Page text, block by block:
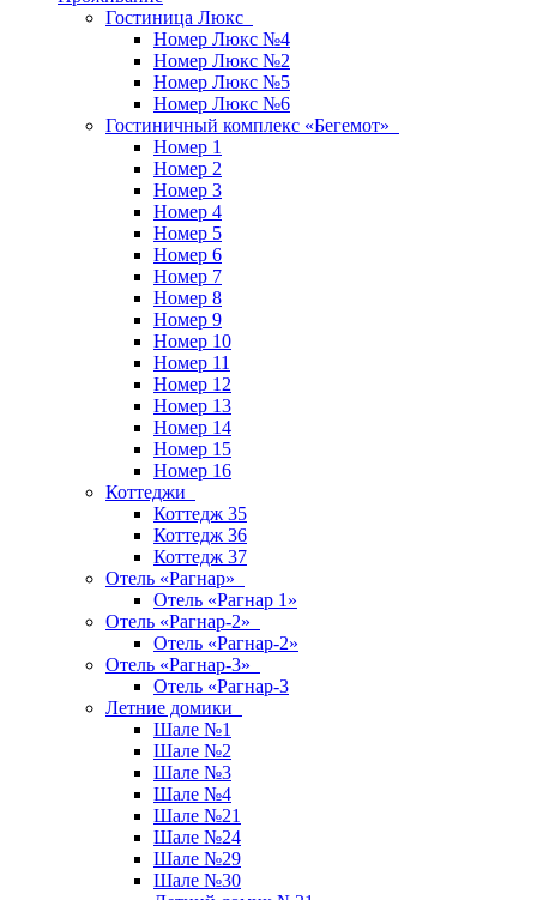
Гостиница Люкс
Номер Люкс №4
Номер Люкс №2
Номер Люкс №5
Номер Люкс №6
Гостиничный комплекс «Бегемот»
Номер 1
Номер 2
Номер 3
Номер 4
Номер 5
Номер 6
Номер 7
Номер 8
Номер 9
Номер 10
Номер 11
Номер 12
Номер 13
Номер 14
Номер 15
Номер 16
Коттеджи
Коттедж 35
Коттедж 36
Коттедж 37
Отель «Рагнар»
Отель «Рагнар 1»
Отель «Рагнар-2»
Отель «Рагнар-2»
Отель «Рагнар-3»
Отель «Рагнар-3
Летние домики
Шале №1
Шале №2
Шале №3
Шале №4
Шале №21
Шале №24
Шале №29
Шале №30